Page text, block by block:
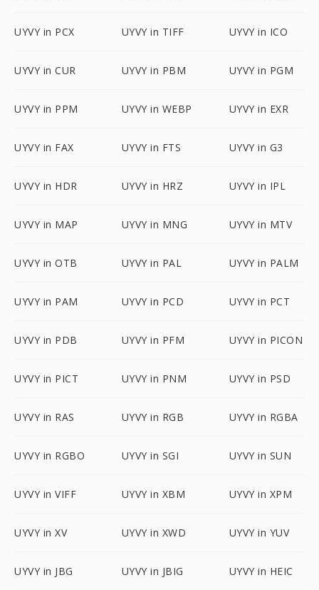
UYVY in PCX UYVY in TIFF UYVY in ICO
UYVY in CUR UYVY in PBM UYVY in PGM
UYVY in PPM UYVY in WEBP UYVY in EXR
UYVY in FAX UYVY in FTS UYVY in G3
UYVY in HDR UYVY in HRZ UYVY in IPL
UYVY in MAP UYVY in MNG UYVY in MTV
UYVY in OTB UYVY in PAL UYVY in PALM
UYVY in PAM UYVY in PCD UYVY in PCT
UYVY in PDB UYVY in PFM UYVY in PICON
UYVY in PICT UYVY in PNM UYVY in PSD
UYVY in RAS UYVY in RGB UYVY in RGBA
UYVY in RGBO UYVY in SGI UYVY in SUN
UYVY in VIFF UYVY in XBM UYVY in XPM
UYVY in XV UYVY in XWD UYVY in YUV
UYVY in JBG UYVY in JBIG UYVY in HEIC